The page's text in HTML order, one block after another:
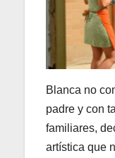
Blanca no
padre y con
familiares,
artística que